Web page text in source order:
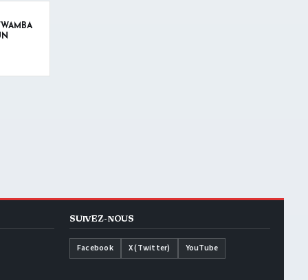
SUIVEZ-NOUS
Facebook X (Twitter) YouTube